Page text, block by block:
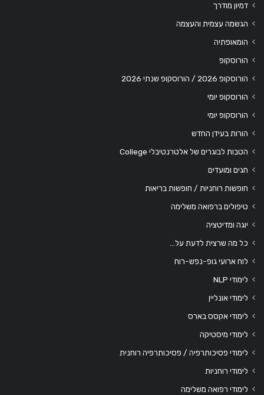
דמיון מודרך
הגשמה עצמית והעצמה
הומאופתיה
הורוסקופ
הורוסקופ 2026 / הורוסקופ שנתי 2026
הורוסקופ יומי
הורוסקופ יומי
הורות בעידן החדש
הטבות לבוגרים של אלטרנטיבלי College
חגים ומועדים
חופשות רוחניות / חופשות בריאות
טיפולים ברפואה משלימה
יוגה ומדיטציה
כל מה שרצית לדעת על…
לוח ארועי גופ-נפש-רוח
לימודי NLP
לימודי אונליין
לימודי אקסס בארס
לימודי מיסטיקה
לימודי פסיכותרפיה / פסיכותרפיה רוחנית
לימודי רוחניות
לימודי רפואה משלימה